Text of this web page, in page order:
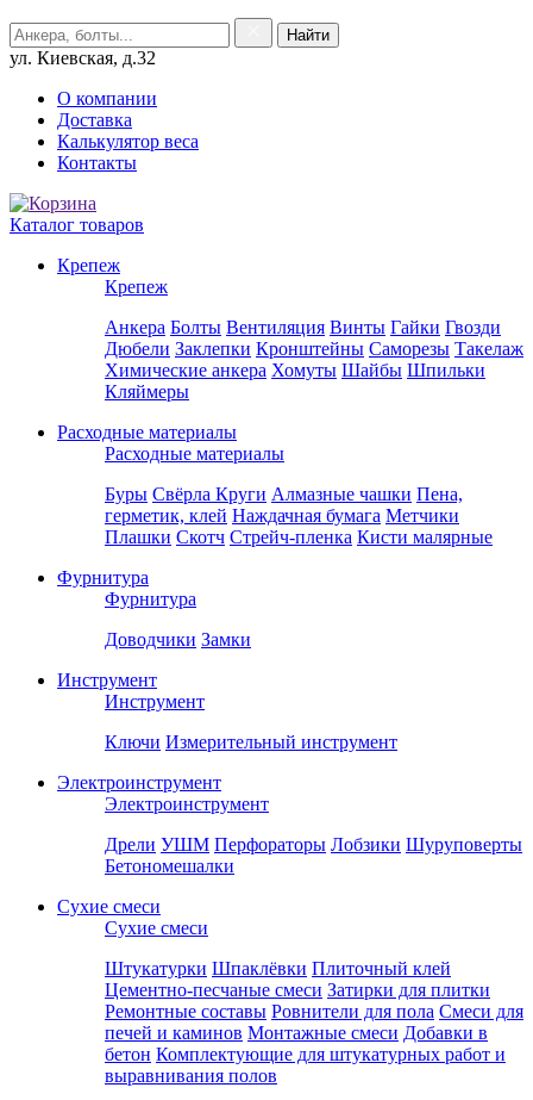
ул. Киевская, д.32
О компании
Доставка
Калькулятор веса
Контакты
Каталог товаров
Крепеж
Крепеж
Анкера Болты Вентиляция Винты Гайки Гвозди
Дюбели Заклепки Кронштейны Саморезы Такелаж
Химические анкера Хомуты Шайбы Шпильки
Кляймеры
Расходные материалы
Расходные материалы
Буры Свёрла Круги Алмазные чашки Пена,
герметик, клей Наждачная бумага Метчики
Плашки Скотч Стрейч-пленка Кисти малярные
Фурнитура
Фурнитура
Доводчики Замки
Инструмент
Инструмент
Ключи Измерительный инструмент
Электроинструмент
Электроинструмент
Дрели УШМ Перфораторы Лобзики Шуруповерты
Бетономешалки
Сухие смеси
Сухие смеси
Штукатурки Шпаклёвки Плиточный клей
Цементно-песчаные смеси Затирки для плитки
Ремонтные составы Ровнители для пола Смеси для
печей и каминов Монтажные смеси Добавки в
бетон Комплектующие для штукатурных работ и
выравнивания полов